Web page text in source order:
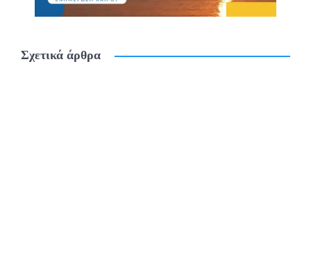
Σχετικά άρθρα